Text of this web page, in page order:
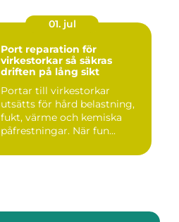
01. jul
Port reparation för
virkestorkar så säkras
driften på lång sikt
Portar till virkestorkar
utsätts för hård belastning,
fukt, värme och kemiska
påfrestningar. När fun...